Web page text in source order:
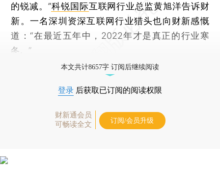
的锐减。”科锐国际互联网行业总监黄旭洋告诉财
新。一名深圳资深互联网行业猎头也向财新感慨
道：“在最近五年中，2022年才是真正的行业寒
冬。”
本文共计8657字 订阅后继续阅读
登录 后获取已订阅的阅读权限
财新通会员
可畅读全文
订阅/会员升级